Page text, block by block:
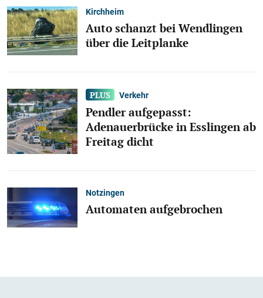
Kirchheim
Auto schanzt bei Wendlingen
über die Leitplanke
Verkehr
Pendler aufgepasst:
Adenauerbrücke in Esslingen ab
Freitag dicht
Notzingen
Automaten aufgebrochen